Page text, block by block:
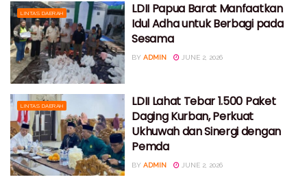
LINTAS DAERAH
LDII Papua Barat Manfaatkan
Idul Adha untuk Berbagi pada
Sesama
BY ADMIN JUNE 2, 2026
LINTAS DAERAH
LDII Lahat Tebar 1.500 Paket
Daging Kurban, Perkuat
Ukhuwah dan Sinergi dengan
Pemda
BY ADMIN JUNE 2, 2026